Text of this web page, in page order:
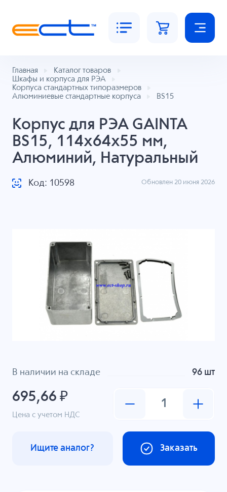
Главная
Каталог товаров
Шкафы и корпуса для РЭА
Корпуса стандартных типоразмеров
Алюминиевые стандартные корпуса
BS15
Корпус для РЭА GAINTA
BS15, 114x64x55 мм,
Алюминий, Натуральный
Код: 10598 Обновлен 20 июня 2026
В наличии на складе 96 шт
695,66 ₽
Цена с учетом НДС
Заказать
Ищите аналог?